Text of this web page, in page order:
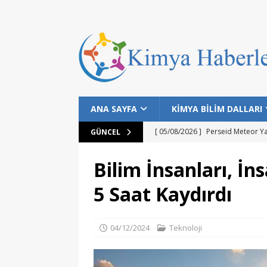
ANA SAYFA KİMYA BİLİM DALLARI
GÜNCEL [ 05/08/2026 ] Perseid Meteor
[ 25/07/2026 ] NASA Datalarıyla
MANŞET
MANŞET
Gökyüzü
Bilim İnsanları,
5 Saat Kaydırdı
04/12/2024 Teknoloji